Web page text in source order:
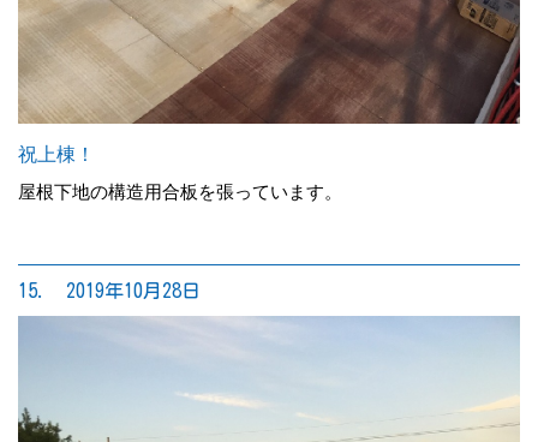
祝上棟！
屋根下地の構造用合板を張っています。
15. 2019年10月28日